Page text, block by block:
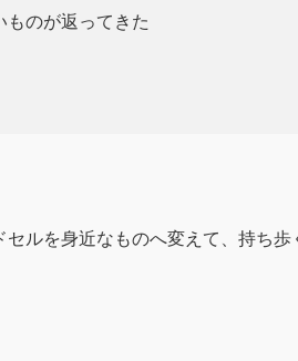
のが返ってきた
ルを身近なものへ変えて、持ち